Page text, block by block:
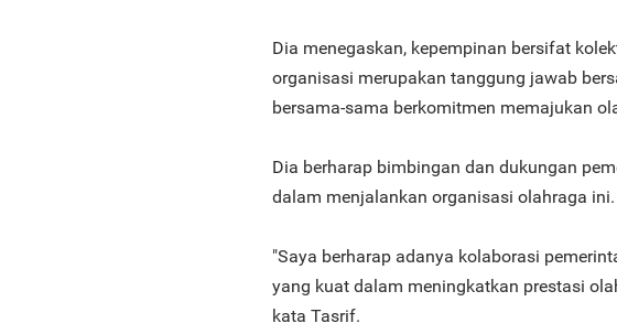
Dia menegaskan, kepempinan bersifat
organisasi merupakan tanggung jawab
bersama-sama berkomitmen memajukan
Dia berharap bimbingan dan dukungan
dalam menjalankan organisasi olahraga ini.
"Saya berharap adanya kolaborasi
yang kuat dalam meningkatkan prestasi
kata Tasrif.